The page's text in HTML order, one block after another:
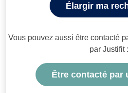
Élargir ma
Vous pouvez aussi être contacté
par Justifit :
Être contacté par